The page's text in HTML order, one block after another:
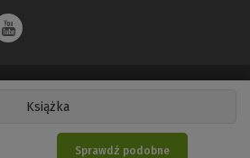
Książka
Sprawdź podobne
Kluwer Polska Sp. z o.o.